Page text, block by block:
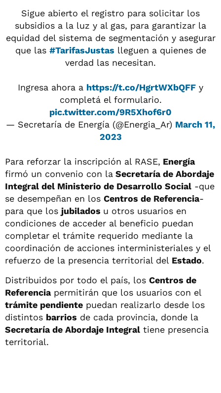
Sigue abierto el registro para solicitar los
subsidios a la luz y al gas, para garantizar la
equidad del sistema de segmentación y asegurar
que las #TarifasJustas lleguen a quienes de
verdad las necesitan.
Ingresa ahora a https://t.co/HgrtWXbQFF y
completá el formulario.
pic.twitter.com/9R5Xhof6r0
— Secretaría de Energía (@Energia_Ar) March 11,
2023
Para reforzar la inscripción al RASE, Energía
firmó un convenio con la Secretaría de Abordaje
Integral del Ministerio de Desarrollo Social -que
se desempeñan en los Centros de Referencia-
para que los jubilados u otros usuarios en
condiciones de acceder al beneficio puedan
completar el trámite requerido mediante la
coordinación de acciones interministeriales y el
refuerzo de la presencia territorial del Estado.
Distribuidos por todo el país, los Centros de
Referenciapermitirán que los usuarios con el
trámite pendiente puedan realizarlo desde los
distintos barrios de cada provincia, donde la
Secretaría de Abordaje Integral tiene presencia
territorial.